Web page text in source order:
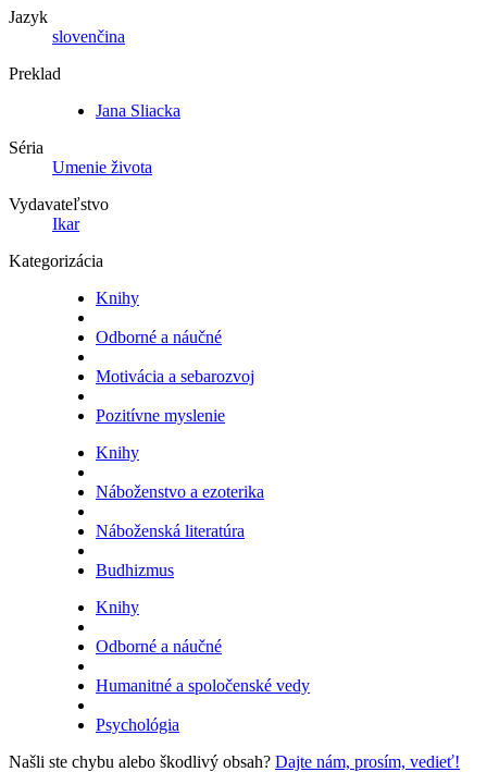
Jazyk
slovenčina
Preklad
Jana Sliacka
Séria
Umenie života
Vydavateľstvo
Ikar
Kategorizácia
Knihy
Odborné a náučné
Motivácia a sebarozvoj
Pozitívne myslenie
Knihy
Náboženstvo a ezoterika
Náboženská literatúra
Budhizmus
Knihy
Odborné a náučné
Humanitné a spoločenské vedy
Psychológia
Našli ste chybu alebo škodlivý obsah? Dajte nám, prosím, vedieť!